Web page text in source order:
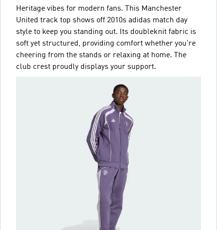
Heritage vibes for modern fans. This Manchester
United track top shows off 2010s adidas match day
style to keep you standing out. Its doubleknit fabric is
soft yet structured, providing comfort whether you're
cheering from the stands or relaxing at home. The
club crest proudly displays your support.